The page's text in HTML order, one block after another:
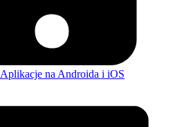
Aplikacje na Androida i iOS